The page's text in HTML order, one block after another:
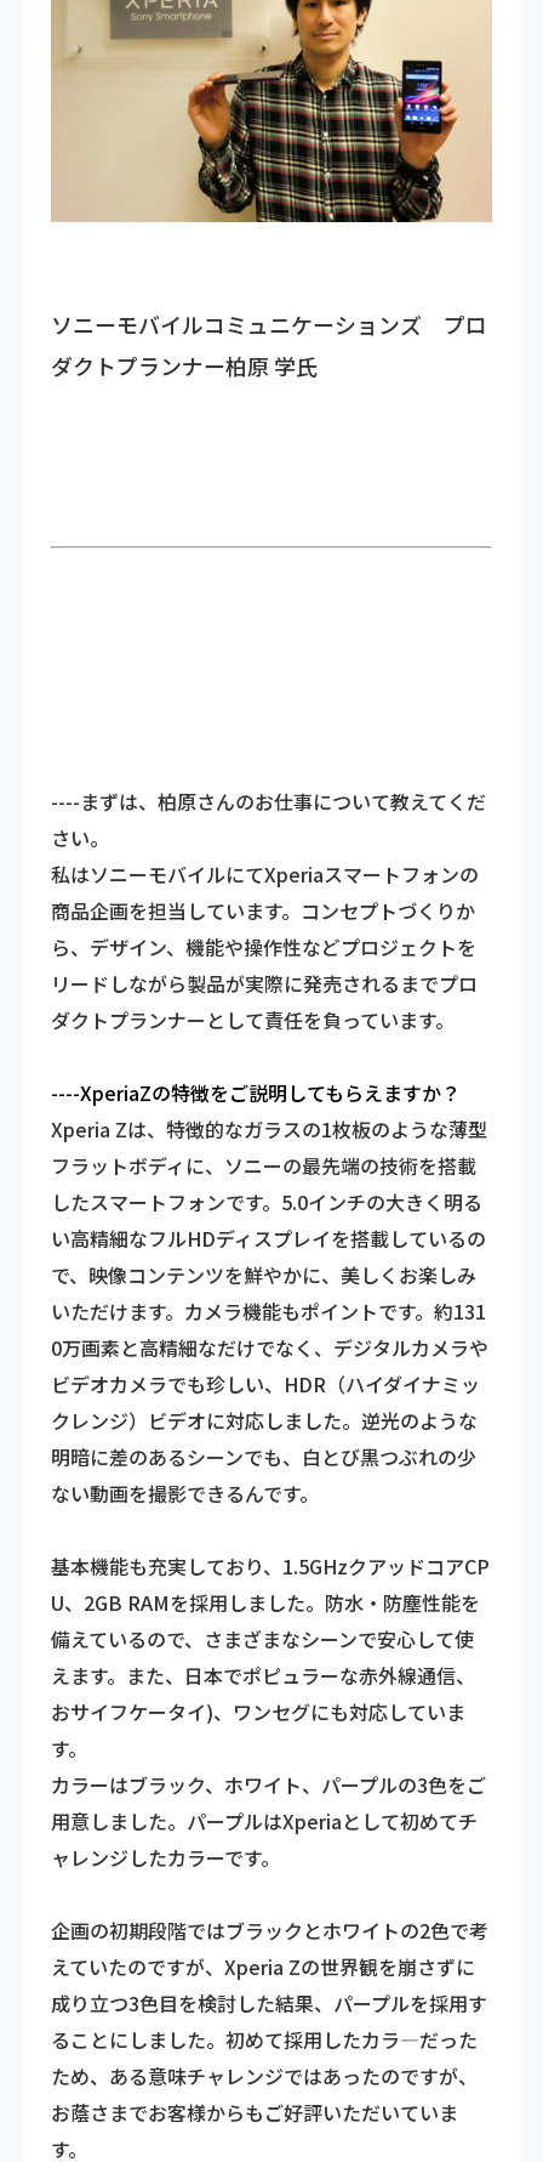
ソニーモバイルコミュニケーションズ プロ
ダクトプランナー柏原 学氏
----まずは、柏原さんのお仕事について教えてくだ
さい。
私はソニーモバイルにてXperiaスマートフォンの
商品企画を担当しています。コンセプトづくりか
ら、デザイン、機能や操作性などプロジェクトを
リードしながら製品が実際に発売されるまでプロ
ダクトプランナーとして責任を負っています。
----XperiaZの特徴をご説明してもらえますか？
Xperia Zは、特徴的なガラスの1枚板のような薄型
フラットボディに、ソニーの最先端の技術を搭載
したスマートフォンです。5.0インチの大きく明る
い高精細なフルHDディスプレイを搭載しているの
で、映像コンテンツを鮮やかに、美しくお楽しみ
いただけます。カメラ機能もポイントです。約131
0万画素と高精細なだけでなく、デジタルカメラや
ビデオカメラでも珍しい、HDR（ハイダイナミッ
クレンジ）ビデオに対応しました。逆光のような
明暗に差のあるシーンでも、白とび黒つぶれの少
ない動画を撮影できるんです。
基本機能も充実しており、1.5GHzクアッドコアCP
U、2GB RAMを採用しました。防水・防塵性能を
備えているので、さまざまなシーンで安心して使
えます。また、日本でポピュラーな赤外線通信、
おサイフケータイ)、ワンセグにも対応していま
す。
カラーはブラック、ホワイト、パープルの3色をご
用意しました。パープルはXperiaとして初めてチ
ャレンジしたカラーです。
企画の初期段階ではブラックとホワイトの2色で考
えていたのですが、Xperia Zの世界観を崩さずに
成り立つ3色目を検討した結果、パープルを採用す
ることにしました。初めて採用したカラ―だった
ため、ある意味チャレンジではあったのですが、
お蔭さまでお客様からもご好評いただいていま
す。